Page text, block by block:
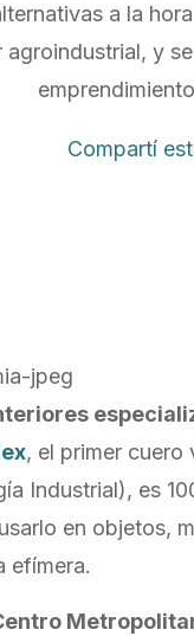
a la
y
Compartí
, el primer cuero
Industrial), es
en objetos,
efímera.